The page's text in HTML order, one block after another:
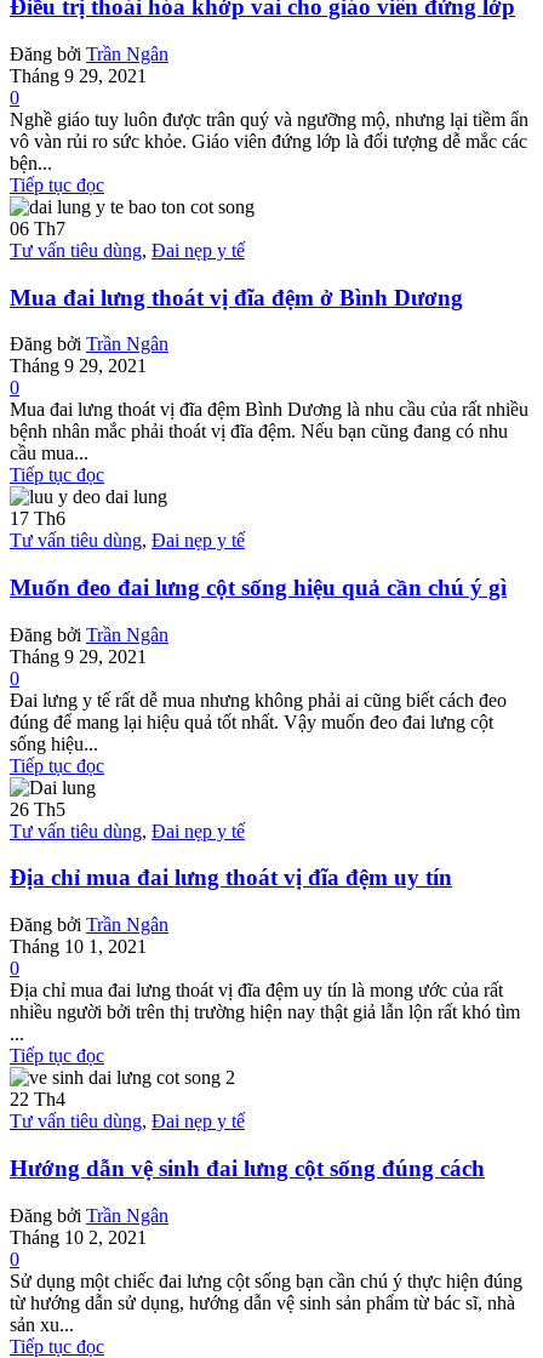
Điều trị thoái hóa khớp vai cho giáo viên đứng lớp
Đăng bởi Trần Ngân
Tháng 9 29, 2021
0
Nghề giáo tuy luôn được trân quý và ngưỡng mộ, nhưng lại tiềm ẩn
vô vàn rủi ro sức khỏe. Giáo viên đứng lớp là đối tượng dễ mắc các
bện...
Tiếp tục đọc
06 Th7
Tư vấn tiêu dùng, Đai nẹp y tế
Mua đai lưng thoát vị đĩa đệm ở Bình Dương
Đăng bởi Trần Ngân
Tháng 9 29, 2021
0
Mua đai lưng thoát vị đĩa đệm Bình Dương là nhu cầu của rất nhiều
bệnh nhân mắc phải thoát vị đĩa đệm. Nếu bạn cũng đang có nhu
cầu mua...
Tiếp tục đọc
17 Th6
Tư vấn tiêu dùng, Đai nẹp y tế
Muốn đeo đai lưng cột sống hiệu quả cần chú ý gì
Đăng bởi Trần Ngân
Tháng 9 29, 2021
0
Đai lưng y tế rất dễ mua nhưng không phải ai cũng biết cách đeo
đúng để mang lại hiệu quả tốt nhất. Vậy muốn đeo đai lưng cột
sống hiệu...
Tiếp tục đọc
26 Th5
Tư vấn tiêu dùng, Đai nẹp y tế
Địa chỉ mua đai lưng thoát vị đĩa đệm uy tín
Đăng bởi Trần Ngân
Tháng 10 1, 2021
0
Địa chỉ mua đai lưng thoát vị đĩa đệm uy tín là mong ước của rất
nhiều người bởi trên thị trường hiện nay thật giả lẫn lộn rất khó tìm
...
Tiếp tục đọc
22 Th4
Tư vấn tiêu dùng, Đai nẹp y tế
Hướng dẫn vệ sinh đai lưng cột sống đúng cách
Đăng bởi Trần Ngân
Tháng 10 2, 2021
0
Sử dụng một chiếc đai lưng cột sống bạn cần chú ý thực hiện đúng
từ hướng dẫn sử dụng, hướng dẫn vệ sinh sản phẩm từ bác sĩ, nhà
sản xu...
Tiếp tục đọc